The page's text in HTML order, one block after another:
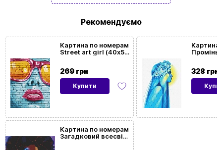
картини
40x50
Орієнтація
картини
Горизонтальна
підрамнику
Так
Рекомендуємо
269 грн
Картина по номерам
Street art girl (40х50
Купити
Картина по номерам
Загадковий всесвіт
328 грн
Картина
Промінь